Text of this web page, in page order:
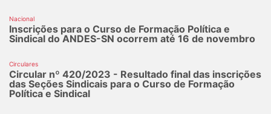
Nacional
Inscrições para o Curso de Formação Política e
Sindical do ANDES-SN ocorrem até 16 de novembro
Circulares
Circular nº 420/2023 - Resultado final das inscrições
das Seções Sindicais para o Curso de Formação
Política e Sindical